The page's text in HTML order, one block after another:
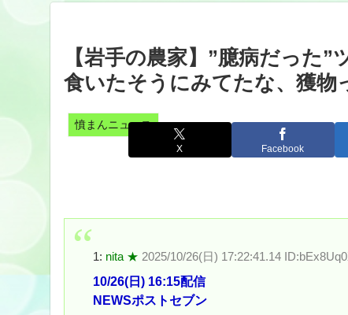
【岩手の農家】”臆病だっ
食いたそうにみてたな、獲物
憤まんニュース
X Facebook
1: nita ★ 2025/10/26(日) 17:22:41.14
10/26(日) 16:15配信
NEWSポストセブン